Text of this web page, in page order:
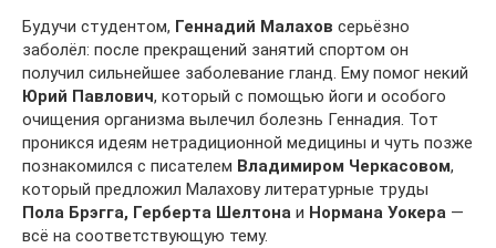
Будучи студентом, Геннадий Малахов серьёзно
заболёл: после прекращений занятий спортом он
получил сильнейшее заболевание гланд. Ему помог некий
Юрий Павлович, который с помощью йоги и особого
очищения организма вылечил болезнь Геннадия. Тот
проникся идеям нетрадиционной медицины и чуть позже
познакомился с писателем Владимиром Черкасовом,
который предложил Малахову литературные труды
Пола Брэгга, Герберта Шелтона и Нормана Уокера —
всё на соответствующую тему.